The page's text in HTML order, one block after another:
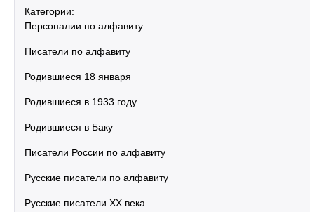
Категории:
Персоналии по алфавиту
Писатели по алфавиту
Родившиеся 18 января
Родившиеся в 1933 году
Родившиеся в Баку
Писатели России по алфавиту
Русские писатели по алфавиту
Русские писатели XX века